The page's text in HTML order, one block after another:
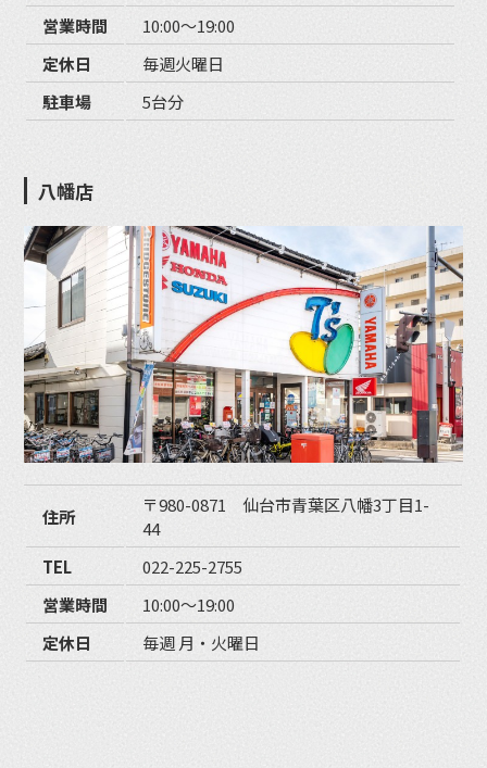
営業時間
10:00〜19:00
定休日
毎週火曜日
駐車場
5台分
八幡店
住所
〒980-0871 仙台市青葉区八幡3丁目1-
44
TEL
022-225-2755
営業時間
10:00〜19:00
定休日
毎週 月・火曜日